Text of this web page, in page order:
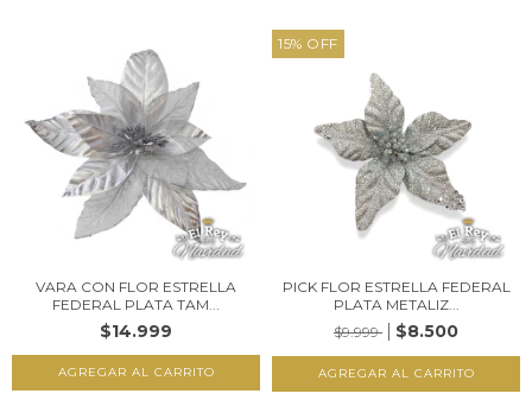
VARA CON FLOR ESTRELLA
FEDERAL PLATA TAM...
$14.999
15% OFF
PICK FLOR ESTRELLA FEDERAL
PLATA METALIZ...
$9.999
$8.500